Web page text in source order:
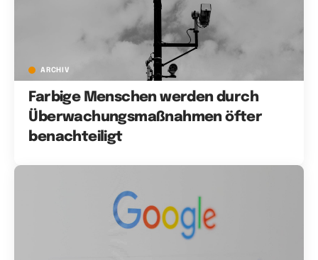
ARCHIV
Farbige Menschen werden durch
Überwachungsmaßnahmen öfter
benachteiligt